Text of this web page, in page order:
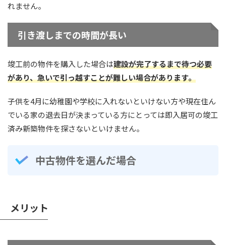
れません。
引き渡しまでの時間が長い
竣工前の物件を購入した場合は建設が完了するまで待つ必要
があり、急いで引っ越すことが難しい場合があります。
子供を4月に幼稚園や学校に入れないといけない方や現在住ん
でいる家の退去日が決まっている方にとっては即入居可の竣工
済み新築物件を探さないといけません。
中古物件を選んだ場合
メリット